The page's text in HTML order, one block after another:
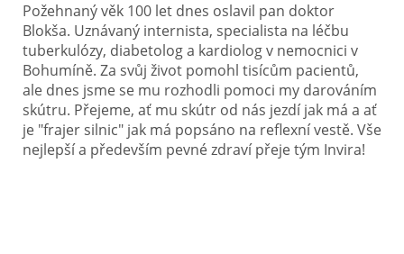
Požehnaný věk 100 let dnes oslavil pan doktor
Blokša. Uznávaný internista, specialista na léčbu
tuberkulózy, diabetolog a kardiolog v nemocnici v
Bohumíně. Za svůj život pomohl tisícům pacientů,
ale dnes jsme se mu rozhodli pomoci my darováním
skútru. Přejeme, ať mu skútr od nás jezdí jak má a ať
je "frajer silnic" jak má popsáno na reflexní vestě. Vše
nejlepší a především pevné zdraví přeje tým Invira!